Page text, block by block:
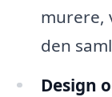
murere,
den
Design